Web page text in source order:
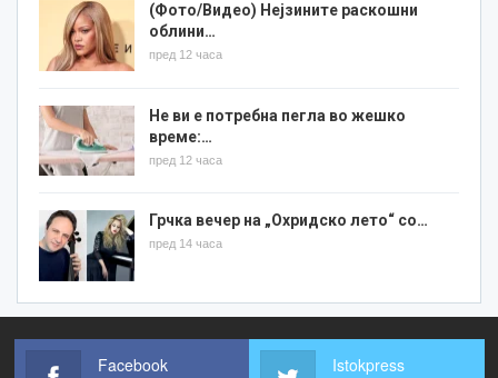
(Фото/Видео) Нејзините раскошни
облини…
пред 12 часа
Не ви е потребна пегла во жешко
време:…
пред 12 часа
Грчка вечер на „Охридско лето“ со…
пред 14 часа
Facebook Istokpress